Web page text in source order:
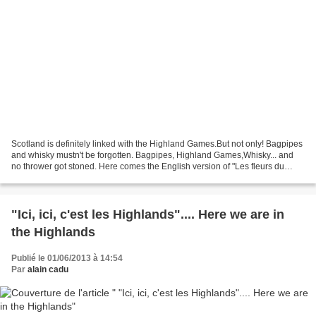
Scotland is definitely linked with the Highland Games.But not only! Bagpipes
and whisky mustn't be forgotten. Bagpipes, Highland Games,Whisky... and
no thrower got stoned. Here comes the English version of "Les fleurs du
"Ici, ici, c'est les Highlands".... Here we are in
the Highlands
Publié le 01/06/2013 à 14:54
Par alain cadu